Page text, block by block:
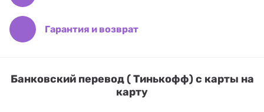
Гарантия и возврат
Банковский перевод ( Тинькофф) с карты на
карту